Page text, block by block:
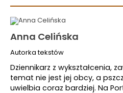
Anna Celińska
Autorka tekstów
Dziennikarz z wykształcenia,
temat nie jest jej obcy, a
uwielbia coraz bardziej. Na